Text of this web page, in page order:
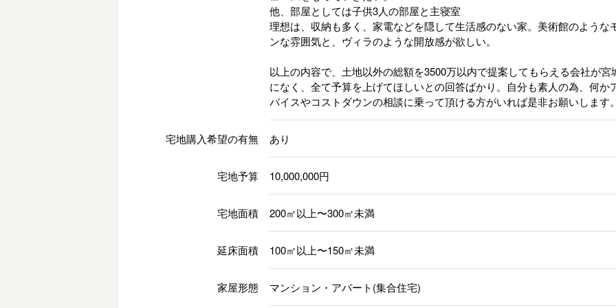
他、部屋としては子供3人の部屋と主寝室
理想は、収納も多く、家電などを隠して生活感のない家。美術館のような
ンな雰囲気と、ヴィラのような開放感が欲しい。
以上の内容で、土地以外の総額を3500万以内で提案してもらえる会社が宮
になく、全て予算を上げてほしいとの回答ばかり。自分も素人の為、何か
バイスやコストダウンの相談に乗って頂ける方がいれば是非お願いします。
宅地購入希望の有無 あり
宅地予算 10,000,000円
宅地面積 200㎡以上〜300㎡未満
延床面積 100㎡以上〜150㎡未満
家屋形態 マンション・アパート(集合住宅)